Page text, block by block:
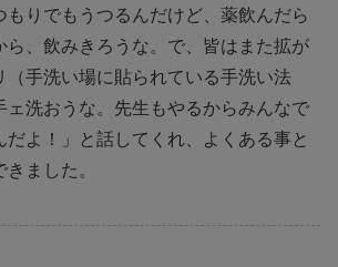
もりでもうつるんだけど、薬飲んだら
ら、飲みきろうな。で、皆はまた拡が
（手洗い場に貼られている手洗い法
ェ洗おうな。先生もやるからみんなで
だよ！」と話してくれ、よくある事と
ました。